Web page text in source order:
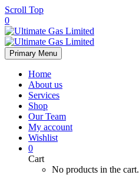
Scroll Top
0
Primary Menu
Home
About us
Services
Shop
Our Team
My account
Wishlist
0
Cart
No products in the cart.